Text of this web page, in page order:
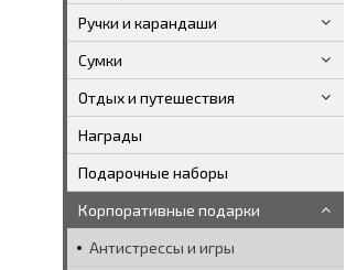
Ручки и карандаши
Сумки
Отдых и путешествия
Награды
Подарочные наборы
Корпоративные подарки
Антистрессы и игры